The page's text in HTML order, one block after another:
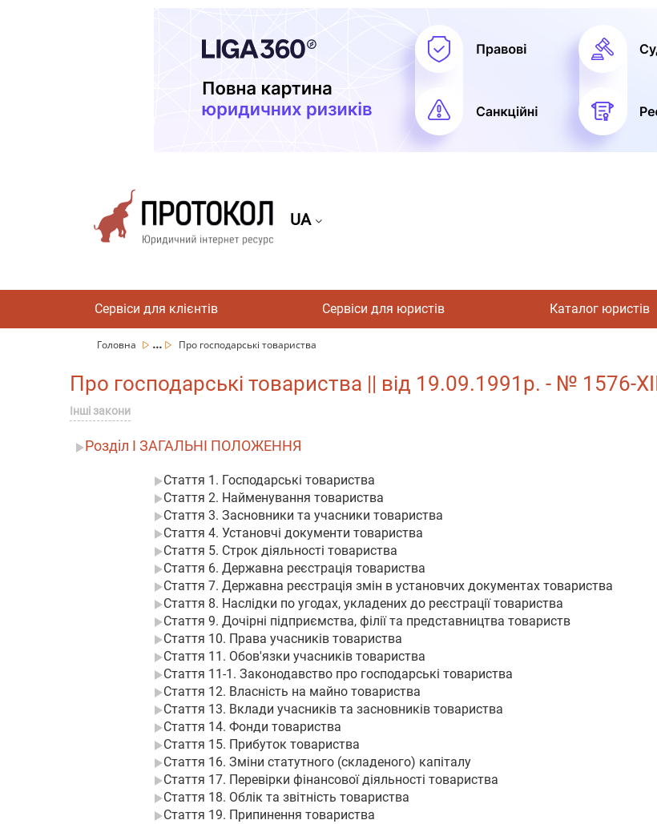
UA
Сервіси для клієнтів Сервіси для юристів Каталог юристів
Головна ... Про господарські товариства
Про господарські товариства || від 19.09.1991р. - № 1576-
Інші закони
Розділ I ЗАГАЛЬНІ ПОЛОЖЕННЯ
Стаття 1. Господарські товариства
Стаття 2. Найменування товариства
Стаття 3. Засновники та учасники товариства
Стаття 4. Установчі документи товариства
Стаття 5. Строк діяльності товариства
Стаття 6. Державна реєстрація товариства
Стаття 7. Державна реєстрація змін в установчих документах товариства
Стаття 8. Наслідки по угодах, укладених до реєстрації товариства
Стаття 9. Дочірні підприємства, філії та представництва товариств
Стаття 10. Права учасників товариства
Стаття 11. Обов'язки учасників товариства
Стаття 11-1. Законодавство про господарські товариства
Стаття 12. Власність на майно товариства
Стаття 13. Вклади учасників та засновників товариства
Стаття 14. Фонди товариства
Стаття 15. Прибуток товариства
Стаття 16. Зміни статутного (складеного) капіталу
Стаття 17. Перевірки фінансової діяльності товариства
Стаття 18. Облік та звітність товариства
Стаття 19. Припинення товариства